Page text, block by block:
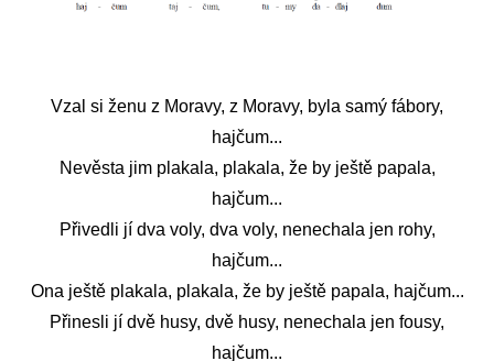
Vzal si ženu z Moravy, z Moravy, byla samý fábory,
hajčum...
Nevěsta jim plakala, plakala, že by ještě papala,
hajčum...
Přivedli jí dva voly, dva voly, nenechala jen rohy,
hajčum...
Ona ještě plakala, plakala, že by ještě papala, hajčum...
Přinesli jí dvě husy, dvě husy, nenechala jen fousy,
hajčum...